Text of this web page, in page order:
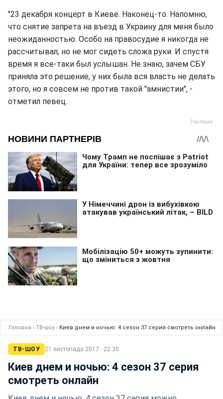
"23 декабря концерт в Киеве. Наконец-то. Напомню,
что снятие запрета на въезд в Украину для меня было
неожиданностью. Особо на правосудие я никогда не
рассчитывал, но не мог сидеть сложа руки. И спустя
время я все-таки был услышан. Не знаю, зачем СБУ
приняла это решение, у них была вся власть не делать
этого, но я совсем не против такой "амнистии", -
отметил певец.
Головна › ТВ-шоу › Киев днем и ночью: 4 сезон 37 серия смотреть онлайн
ТВ-ШОУ 21 листопада 2017 · 22:30
Киев днем и ночью: 4 сезон 37 серия
смотреть онлайн